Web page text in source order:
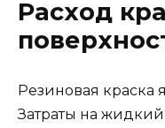
Расход
Резиновая краска
Затраты на жидкий